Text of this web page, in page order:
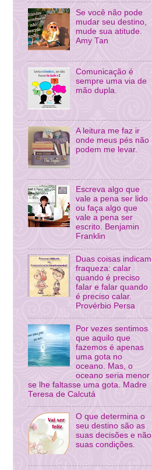
Se você não pode
mudar seu destino,
mude sua atitude.
Amy Tan
Comunicação é
sempre uma via de
mão dupla.
A leitura me faz ir
onde meus pés não
podem me levar.
Escreva algo que
vale a pena ser lido
ou faça algo que
vale a pena ser
escrito. Benjamin
Franklin
Duas coisas indicam
fraqueza: calar
quando é preciso
falar e falar quando
é preciso calar.
Provérbio Persa
Por vezes sentimos
que aquilo que
fazemos é apenas
uma gota no
oceano. Mas, o
oceano seria menor
se lhe faltasse uma gota. Madre
Teresa de Calcutá
O que determina o
seu destino são as
suas decisões e não
suas condições.